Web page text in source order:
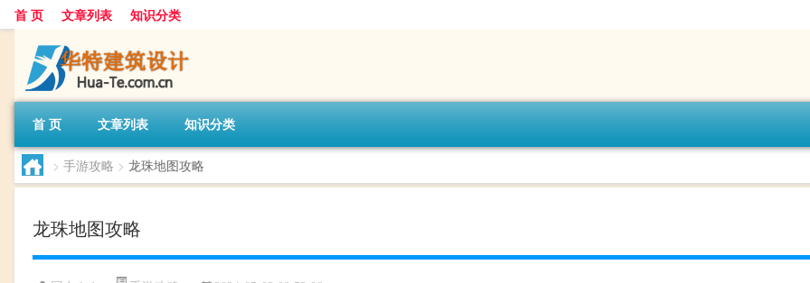
首 页 文章列表 知识分类
首 页 文章列表 知识分类
> 手游攻略 > 龙珠地图攻略
龙珠地图攻略